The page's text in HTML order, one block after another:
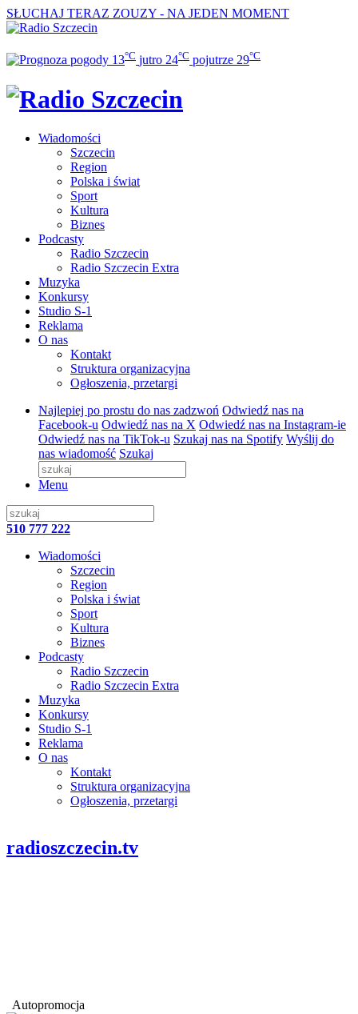
SŁUCHAJ TERAZ ZOUZY - NA JEDEN MOMENT
13°C jutro 24°C pojutrze 29°C
Wiadomości
Szczecin
Region
Polska i świat
Sport
Kultura
Biznes
Podcasty
Radio Szczecin
Radio Szczecin Extra
Muzyka
Konkursy
Studio S-1
Reklama
O nas
Kontakt
Struktura organizacyjna
Ogłoszenia, przetargi
Najlepiej po prostu do nas zadzwoń Odwiedź nas na
Facebook-u Odwiedź nas na X Odwiedź nas na Instagram-ie
Odwiedź nas na TikTok-u Szukaj nas na Spotify Wyślij do
nas wiadomość Szukaj
Menu
510 777 222
Wiadomości
Szczecin
Region
Polska i świat
Sport
Kultura
Biznes
Podcasty
Radio Szczecin
Radio Szczecin Extra
Muzyka
Konkursy
Studio S-1
Reklama
O nas
Kontakt
Struktura organizacyjna
Ogłoszenia, przetargi
radioszczecin.tv
Autopromocja